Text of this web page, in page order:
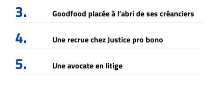
3. Goodfood placée à l’abri de ses créanciers
4. Une recrue chez Justice pro bono
5. Une avocate en litige